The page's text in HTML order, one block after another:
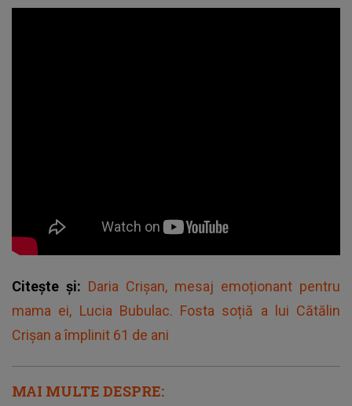
Citește și: Daria Crișan, mesaj emoționant pentru
mama ei, Lucia Bubulac. Fosta soțiă a lui Cătălin
Crișan a împlinit 61 de ani
MAI MULTE DESPRE: